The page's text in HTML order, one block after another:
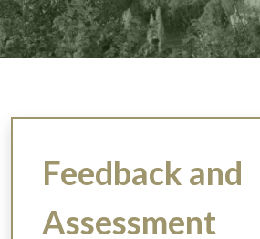
Feedback and
Assessment